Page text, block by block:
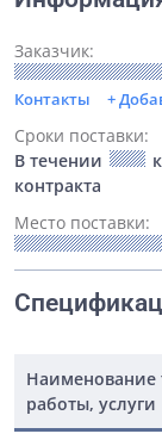
Заказчик:
Контакты +
Сроки поставки:
В течении
контракта
Место поставки:
Наименование
работы, услуги